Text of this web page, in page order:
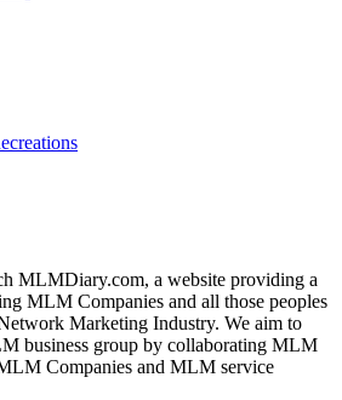
MLMDiary.com, a website providing a
MLM Companies and all those peoples
Marketing Industry. We aim to
business group by collaborating MLM
Companies and MLM service